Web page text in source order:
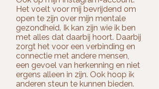
Het voelt voor mij bevrijdend om
open te zijn over mijn mentale
gezondheid. Ik kan zijn wie ik ben
met alles dat daarbij hoort. Daarbij
zorgt het voor een verbinding en
connectie met andere mensen,
een gevoel van herkenning en niet
ergens alleen in zijn. Ook hoop ik
anderen steun te kunnen bieden.